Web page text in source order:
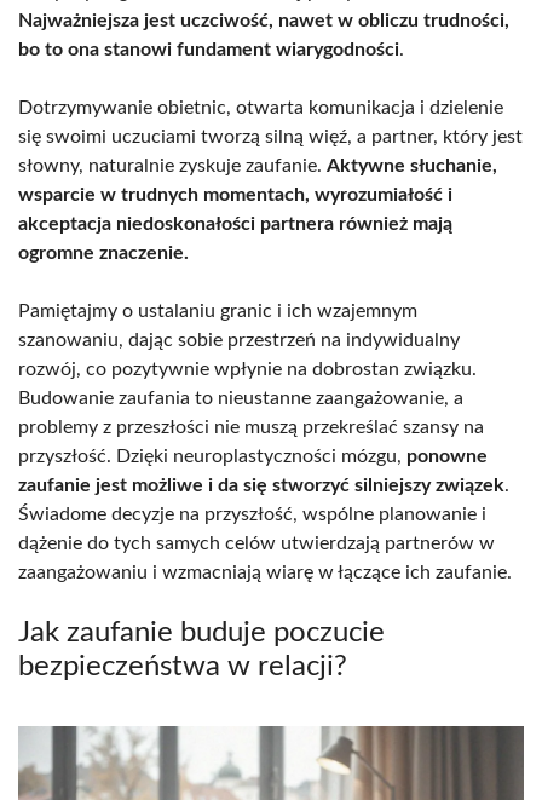
Najważniejsza jest uczciwość, nawet w obliczu trudności,
bo to ona stanowi fundament wiarygodności.
Dotrzymywanie obietnic, otwarta komunikacja i dzielenie
się swoimi uczuciami tworzą silną więź, a partner, który jest
słowny, naturalnie zyskuje zaufanie. Aktywne słuchanie,
wsparcie w trudnych momentach, wyrozumiałość i
akceptacja niedoskonałości partnera również mają
ogromne znaczenie.
Pamiętajmy o ustalaniu granic i ich wzajemnym
szanowaniu, dając sobie przestrzeń na indywidualny
rozwój, co pozytywnie wpłynie na dobrostan związku.
Budowanie zaufania to nieustanne zaangażowanie, a
problemy z przeszłości nie muszą przekreślać szansy na
przyszłość. Dzięki neuroplastyczności mózgu, ponowne
zaufanie jest możliwe i da się stworzyć silniejszy związek.
Świadome decyzje na przyszłość, wspólne planowanie i
dążenie do tych samych celów utwierdzają partnerów w
zaangażowaniu i wzmacniają wiarę w łączące ich zaufanie.
Jak zaufanie buduje poczucie
bezpieczeństwa w relacji?